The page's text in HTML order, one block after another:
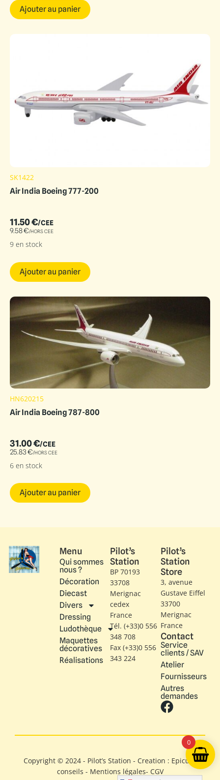
Ajouter au panier
SK1422
Air India Boeing 777-200
11.50€/CEE
9.58€/HORS CEE
9 en stock
Ajouter au panier
HN620215
Air India Boeing 787-800
31.00€/CEE
25.83€/HORS CEE
6 en stock
Ajouter au panier
Menu
Qui sommes
nous ?
Décoration
Diecast
Divers
Dressing
Ludothèque
Maquettes
décoratives
Réalisations
Pilot’s
Station
BP 70193
33708
Merignac
cedex
France
Tél. (+33)0 556
348 708
Fax (+33)0 556
343 224
Pilot’s
Station
Store
3, avenue
Gustave Eiffel​
33700
Merignac
France
Contact
Service
clients / SAV
Atelier
Fournisseurs
Autres
demandes
Copyright © 2024 - Pilot’s Station - Creation : Epicure
conseils - Mentions légales- CGV
0